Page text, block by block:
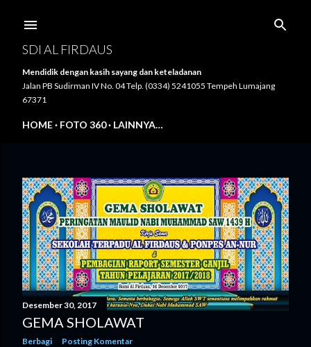
SDI AL FIRDAUS
Mendidik dengan kasih sayang dan keteladanan
Jalan PB Sudirman IV No. 04 Telp. (0334) 5241055 Tempeh Lumajang
67371
HOME FOTO 360 LAINNYA…
P
o
s
t
i
n
Desember 30, 2017
GEMA SHOLAWAT
Berbagi Posting Komentar